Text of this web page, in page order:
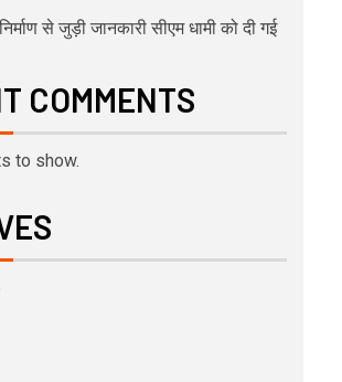
से जुड़ी जानकारी सीएम धामी को दी गई
COMMENTS
to show.